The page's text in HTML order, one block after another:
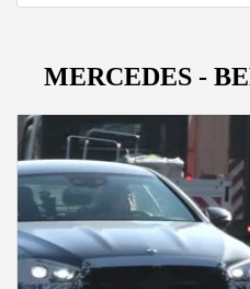
MERCEDES -